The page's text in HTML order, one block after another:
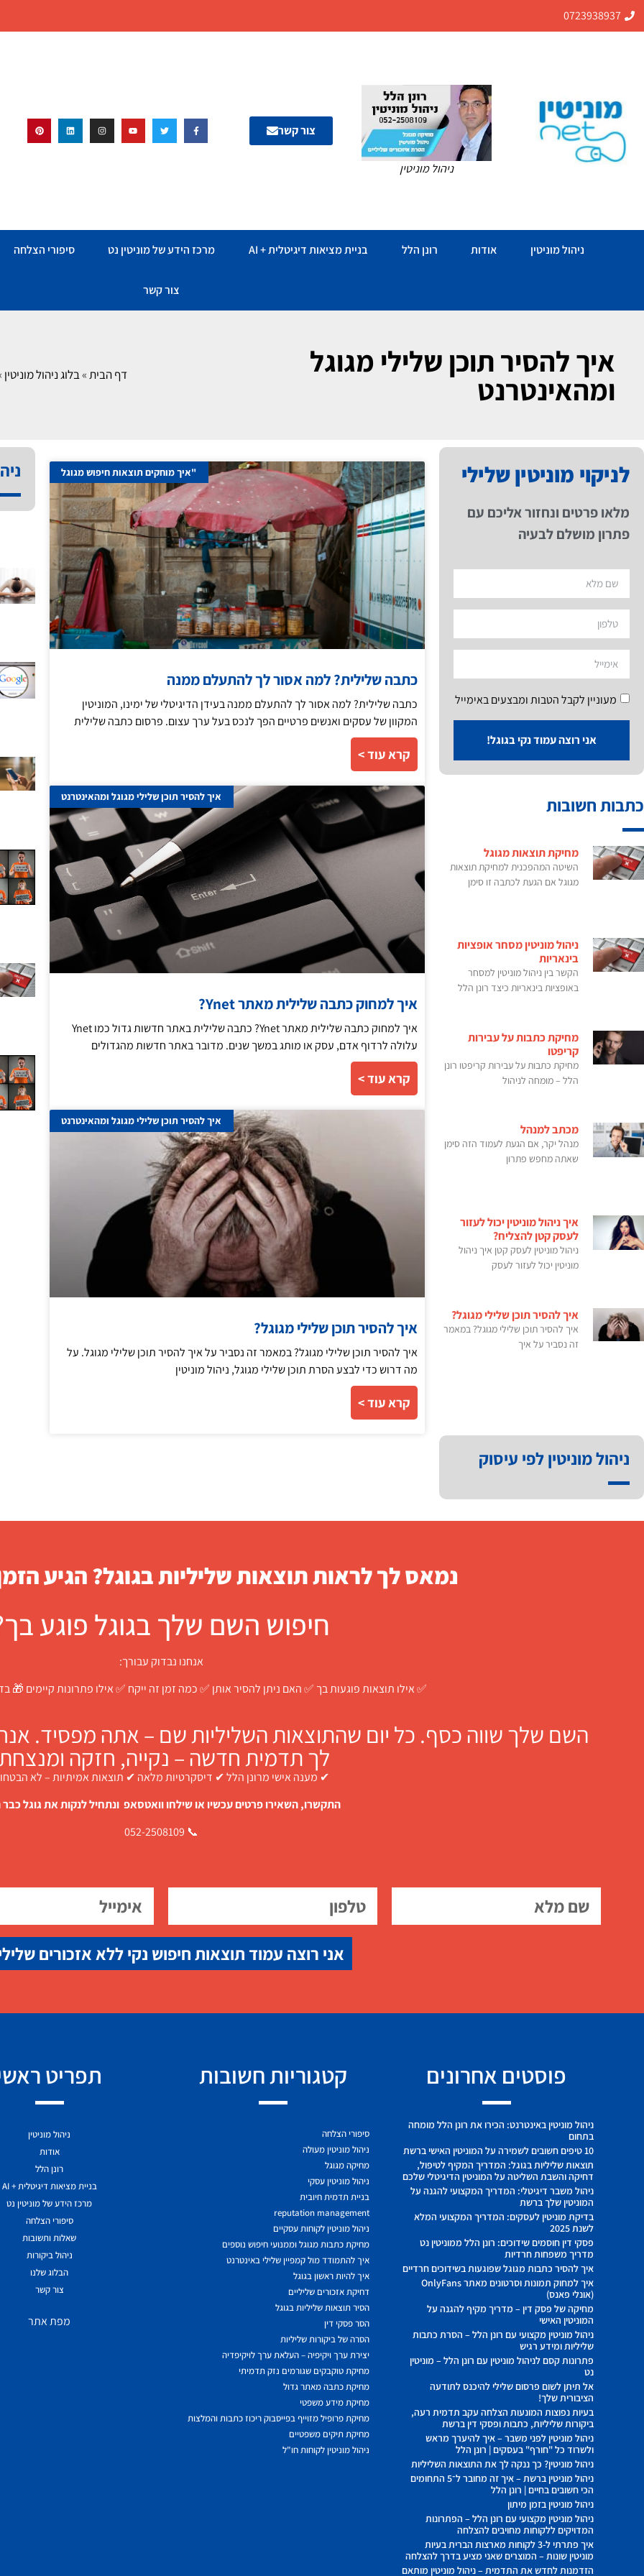
0723938937
ניהול מוניטין
צור קשר
ניהול מוניטין אודות רונן הלל בניית מציאות דיגיטלית + AI מרכז הידע של מוניטין נט סיפורי הצלחה
צור קשר
איך להסיר תוכן שלילי מגוגל
ומהאינטרנט דף הבית»בלוג ניהול מוניטין
לניקוי מוניטין שלילי
מלאו פרטים ונחזור אליכם עם
פתרון מושלם לבעיה
מעוניין לקבל הטבות ומבצעים באימייל
אני רוצה עמוד נקי בגוגל!
כתבות חשובות
מחיקת תוצאות מגוגל
השיטה המהפכנית למחיקת תוצאות
מגוגל אם הגעת לכתבה זו סימן
ניהול מוניטין מסחר אופציות
בינאריות
הקשר בין ניהול מוניטין למסחר
באופציות בינאריות כיצד רונן הלל
מחיקת כתבות על עבירות
קריפטו
מחיקת כתבות על עבירות קריפטו רונן
הלל – מומחה לניהול
מכתב למנהל
מנהל יקר, אם הגעת לעמוד הזה סימן
שאתה מחפש פתרון
איך ניהול מוניטין יכול לעזור
לעסק קטן להצליח?
ניהול מוניטין לעסק קטן איך ניהול
מוניטין יכול לעזור לעסק
איך להסיר תוכן שלילי מגוגל?
איך להסיר תוכן שלילי מגוגל? במאמר
זה נסביר על איך
ניהול מוניטין לפי עיסוק
"איך מוחקים תוצאות חיפוש מגוגל
כתבה שלילית? למה אסור לך להתעלם ממנה
כתבה שלילית? למה אסור לך להתעלם ממנה בעידן הדיגיטלי של ימינו, המוניטין
המקוון של עסקים ואנשים פרטיים הפך לנכס בעל ערך עצום. פרסום כתבה שלילית
קרא עוד >
איך להסיר תוכן שלילי מגוגל ומהאינטרנט
איך למחוק כתבה שלילית מאתר Ynet?
איך למחוק כתבה שלילית מאתר Ynet? כתבה שלילית באתר חדשות גדול כמו Ynet
עלולה לרדוף אדם, עסק או מותג במשך שנים. מדובר באתר חדשות מהגדולים
קרא עוד >
איך להסיר תוכן שלילי מגוגל ומהאינטרנט
איך להסיר תוכן שלילי מגוגל?
איך להסיר תוכן שלילי מגוגל? במאמר זה נסביר על איך להסיר תוכן שלילי מגוגל. על
מה דרוש כדי לבצע הסרת תוכן שלילי מגוגל, ניהול מוניטין
קרא עוד >
נמאס לך לראות תוצאות שליליות בגוגל? הגיע
חיפוש השם שלך בגוגל פוגע
אנחנו נבדוק עבורך:
✅ אילו תוצאות פוגעות בך ✅ האם ניתן להסיר אותן ✅ כמה זמן זה ייקח ✅ אילו פתרונות קיימים 🎁
השם שלך שווה כסף. כל יום שהתוצאות השליליות שם – אתה מפסיד.
לך תדמית חדשה – נקייה, חזקה
✔ מענה אישי מרונן הלל ✔ דיסקרטיות מלאה ✔ תוצאות אמיתיות – לא
התקשרו, השאירו פרטים עכשיו או שילחו וואטסאפ ונתחיל לנקות את גוגל כבר
📞 052-2508109
אני רוצה עמוד תוצאות חיפוש נקי ללא אזכורים
פוסטים אחרונים
ניהול מוניטין באינטרנט: הכירו את רונן הלל מומחה
בתחום
10 טיפים חשובים לשמירה על המוניטין האישי ברשת
תוצאות שליליות בגוגל: המדריך המקיף לטיפול,
דחיקה והשבת השליטה על המוניטין הדיגיטלי שלכם
ניהול משבר דיגיטלי: המדריך המקצועי להגנה על
המוניטין שלך ברשת
בדיקת מוניטין לעסקים: המדריך המקצועי המלא
לשנת 2025
פסקי דין חוסמים שידוכים: רונן הלל ממוניטין נט
מדריך משפחות חרדיות
איך להסיר כתבות מגוגל שפוגעות בשידוכים חרדיים
איך למחוק תמונות וסרטונים מאתר OnlyFans
(אונלי פאנס)
מחיקה של פסק דין – מדריך מקיף להגנה על
המוניטין האישי
ניהול מוניטין מקצועי עם רונן הלל – הסרת כתבות
שליליות ומידע רגיש
פתרונות קסם לניהול מוניטין עם רונן הלל – מוניטין
נט
אל תיתן לשום פרסום שלילי להיכנס לתודעה
הציבורית שלך!
בעיות נפוצות המונעות הצלחה עקב תדמית רעה,
ביקורות שליליות, כתבות ופסקי דין ברשת
ניהול מוניטין לפני משבר – איך להיערך מראש
ולשרוד כל "חורף" בעסקים | רונן הלל
ניהול מוניטין? כך ננקה לך את התוצאות השליליות
ניהול מוניטין ברשת – איך זה מחובר ל־5 התחומים
הכי חשובים בחיים | רונן הלל
ניהול מוניטין בזמן מיתון
ניהול מוניטין מקצועי עם רונן הלל – הפתרונות
המדויקים ללקוחות מחויבים להצלחה
איך פתרתי ל-3 לקוחות מארצות הברית בעיות
מוניטין שונות – המוצרים שאני מציע בדרך להצלחה
הזדמנות לחדש את התדמית – ניהול מוניטין מותאם
קטגוריות חשובות
סיפורי הצלחה
ניהול מוניטין מעולה
מחיקה מגוגל
ניהול מוניטין עסקי
בניית תדמית חיובית
reputation management
ניהול מוניטין לקוחות עסקיים
מחיקת כתבות מגוגל וממנועי חיפוש נוספים
איך להתמודד מול קמפיין שלילי באינטרנט
איך להיות ראשון בגוגל
דחיקת אזכורים שליליים
הסיר תוצאות שליליות בגוגל
הסר פסקי דין
הסרה של ביקורות שליליות
יצירת ערך ויקיפיה – העלאת ערך לויקיפדיה
מחיקת טוקבקים שגורמים נזק תדמיתי
מחיקת כתבה מאתר גדול
מחיקת מידע משפטי
מחיקת פרופיל מזוייף בפייסבוק ריכוז כתבות והמלצות
מחיקת תיקים משפטיים
ניהול מוניטין לקוחות חו"ל
תפריט
ניהול מוניטין
אודות
רונן הלל
בניית מציאות דיגיטלית + AI
מרכז הידע של מוניטין נט
סיפורי הצלחה
שאלות ותשובות
ניהול ביקורות
הבלוג שלנו
צור קשר
מפת אתר